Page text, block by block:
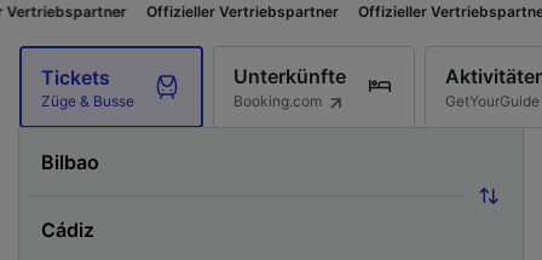
Offizieller Vertriebspartner Offizieller Vertriebspartner Offizieller
Tickets
Züge & Busse
Unterkünfte
Booking.com GetYourGuide